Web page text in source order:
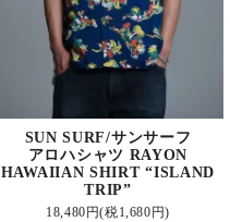
SUN SURF/サンサーフ
アロハシャツ RAYON
HAWAIIAN SHIRT “ISLAND
TRIP”
18,480円(税1,680円)